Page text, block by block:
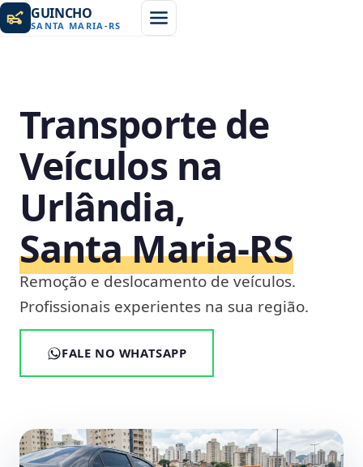
GUINCHO
SANTA MARIA -RS
Transporte de
Veículos na
Urlândia,
Santa Maria‑RS
Remoção e deslocamento de veículos.
Profissionais experientes na sua região.
FALE NO WHATSAPP